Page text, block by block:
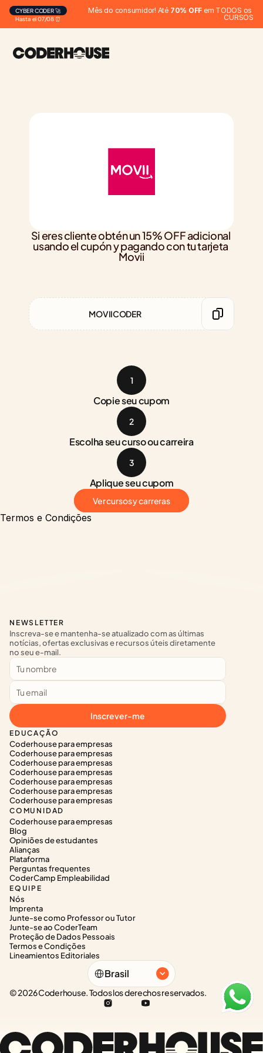
Hasta el 07/08 ⏰
CYBER CODER 🚀 Mês do consumidor! Até 70% OFF em TODOS os
CURSOS
Si eres cliente obtén un 15% OFF adicional
usando el cupón y pagando con tu tarjeta
Movii
MOVIICODER
1
Copie seu cupom
2
Escolha seu curso ou carreira
3
Aplique seu cupom
Ver cursos y carreras
Termos e Condições
EDUCAÇÃO
Coderhouse para empresas
Coderhouse para empresas
Coderhouse para empresas
Coderhouse para empresas
Coderhouse para empresas
Coderhouse para empresas
Coderhouse para empresas
COMUNIDAD
Coderhouse para empresas
Blog
Opiniões de estudantes
Alianças
Plataforma
Perguntas frequentes
CoderCamp Empleabilidad
EQUIPE
Nós
Imprenta
Junte-se como Professor ou Tutor
Junte-se ao CoderTeam
Proteção de Dados Pessoais
Termos e Condições
Lineamientos Editoriales
NEWSLETTER
Inscreva-se e mantenha-se atualizado com as últimas
notícias, ofertas exclusivas e recursos úteis diretamente
no seu e-mail.
Inscrever-me
Select Language
Brasil
© 2026 Coderhouse. Todos los derechos reservados.